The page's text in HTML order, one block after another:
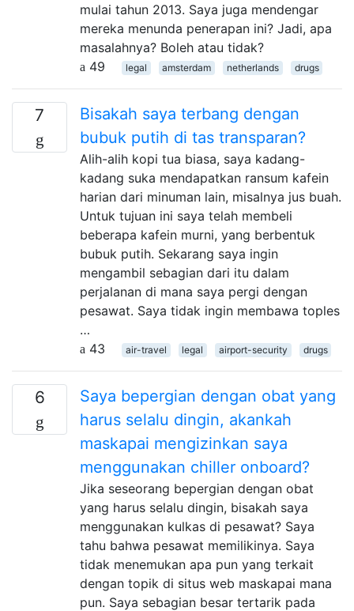
mulai tahun 2013. Saya juga mendengar
mereka menunda penerapan ini? Jadi, apa
masalahnya? Boleh atau tidak?
49
legal amsterdam netherlands drugs
7
Bisakah saya terbang dengan
bubuk putih di tas transparan?
Alih-alih kopi tua biasa, saya kadang-
kadang suka mendapatkan ransum kafein
harian dari minuman lain, misalnya jus buah.
Untuk tujuan ini saya telah membeli
beberapa kafein murni, yang berbentuk
bubuk putih. Sekarang saya ingin
mengambil sebagian dari itu dalam
perjalanan di mana saya pergi dengan
pesawat. Saya tidak ingin membawa toples
…
43
air-travel legal airport-security drugs
6
Saya bepergian dengan obat yang
harus selalu dingin, akankah
maskapai mengizinkan saya
menggunakan chiller onboard?
Jika seseorang bepergian dengan obat
yang harus selalu dingin, bisakah saya
menggunakan kulkas di pesawat? Saya
tahu bahwa pesawat memilikinya. Saya
tidak menemukan apa pun yang terkait
dengan topik di situs web maskapai mana
pun. Saya sebagian besar tertarik pada